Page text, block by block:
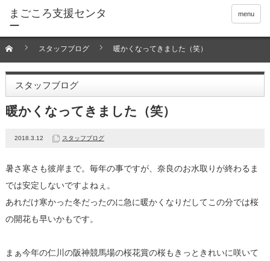
menu
スタッフブログ 暖かくなってきました（笑）
スタッフブログ
暖かくなってきました（笑）
2018.3.12 スタッフブログ
暑さ寒さも彼岸まで。毎年の事ですが、奈良のお水取りが終わるま
では安定しないですよねぇ。
あれだけ寒かった冬だったのに急に暖かくなりだしてこの分では桜
の開花も早いかもです。
まぁ今年の仁川の阪神競馬場の桜花賞の桜もきっときれいに咲いて